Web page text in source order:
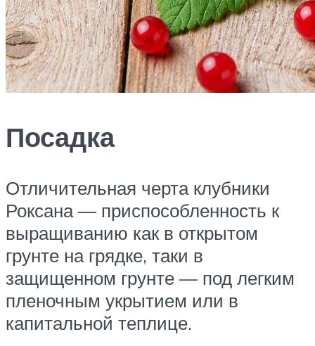
Посадка
Отличительная черта клубники
Роксана — приспособленность к
выращиванию как в открытом
грунте на грядке, таки в
защищенном грунте — под легким
пленочным укрытием или в
капитальной теплице.